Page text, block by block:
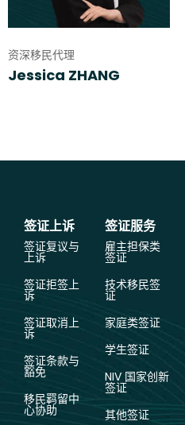
资深移民代理
Jessica ZHANG
签证上诉
签证复议与
上诉
签证拒签上
诉
签证取消上
诉
签证条款与
豁免
移民羁留中
心协助
签证服务
雇主担保类
签证
技术移民签
证
家庭类签证
学生签证
NIV 国家创新
签证
其他签证